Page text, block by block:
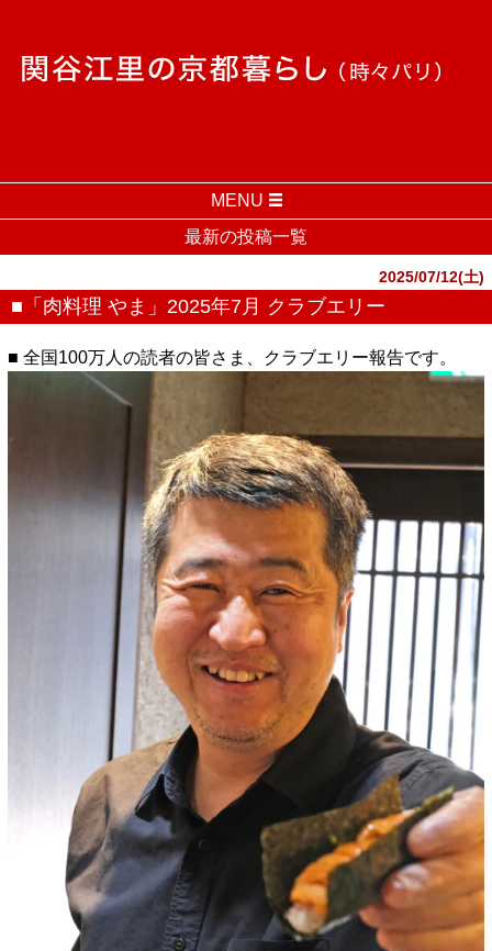
MENU
最新の投稿一覧
2025/07/12(土)
■「肉料理 やま」2025年7月 クラブエリー
■ 全国100万人の読者の皆さま、クラブエリー報告です。